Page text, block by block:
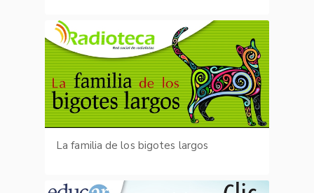
La familia de los bigotes largos